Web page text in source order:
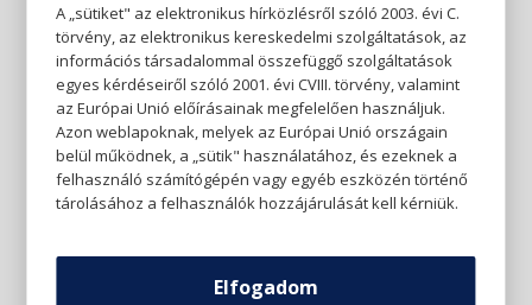
A „sütiket" az elektronikus hírközlésről szóló 2003. évi C.
törvény, az elektronikus kereskedelmi szolgáltatások, az
információs társadalommal összefüggő szolgáltatások
egyes kérdéseiről szóló 2001. évi CVIII. törvény, valamint
az Európai Unió előírásainak megfelelően használjuk.
Azon weblapoknak, melyek az Európai Unió országain
belül működnek, a „sütik" használatához, és ezeknek a
felhasználó számítógépén vagy egyéb eszközén történő
tárolásához a felhasználók hozzájárulását kell kérniük.
Elfogadom